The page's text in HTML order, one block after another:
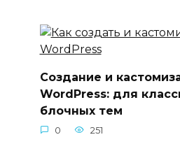
Создание и
WordPress: для
блочных тем
0 251